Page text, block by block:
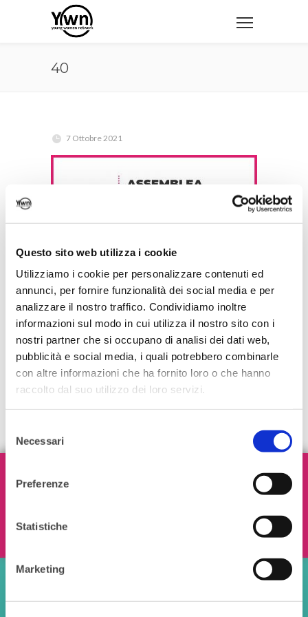
Questo sito web utilizza i cookie
Utilizziamo i cookie per personalizzare contenuti ed
annunci, per fornire funzionalità dei social media e per
analizzare il nostro traffico. Condividiamo inoltre
informazioni sul modo in cui utilizza il nostro sito con i
nostri partner che si occupano di analisi dei dati web,
pubblicità e social media, i quali potrebbero combinarle
con altre informazioni che ha fornito loro o che hanno
raccolto dal suo utilizzo dei loro servizi.
delNecessari
Preferenze
Statistiche
Marketing
40
7 Ottobre 2021